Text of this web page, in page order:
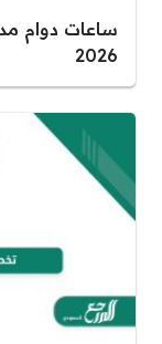
2026